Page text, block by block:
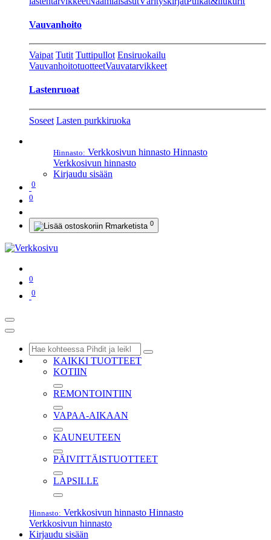
Vauvanhoito
Vaipat Tutit Tuttipullot Ensiruokailu
VauvanhoitotuotteetVauvatarvikkeet
Lastenruoat
Soseet Lasten purkkiruoka
Hinnasto: Verkkosivun hinnasto Hinnasto
Verkkosivun hinnasto
Kirjaudu sisään
0
0
0
0
0
KAIKKI TUOTTEET
KOTIIN
REMONTOINTIIN
VAPAA-AIKAAN
KAUNEUTEEN
PÄIVITTÄISTUOTTEET
LAPSILLE
Hinnasto: Verkkosivun hinnasto Hinnasto
Verkkosivun hinnasto
Kirjaudu sisään